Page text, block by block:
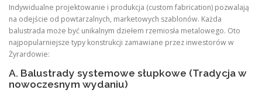
Indywidualne projektowanie i produkcja (custom fabrication) pozwalają
na odejście od powtarzalnych, marketowych szablonów. Każda
balustrada może być unikalnym dziełem rzemiosła metalowego. Oto
najpopularniejsze typy konstrukcji zamawiane przez inwestorów w
Żyrardowie:
A. Balustrady systemowe słupkowe (Tradycja w
nowoczesnym wydaniu)